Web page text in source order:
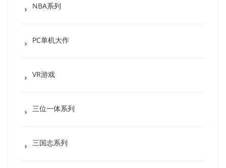
NBA系列
PC单机大作
VR游戏
三位一体系列
三国志系列